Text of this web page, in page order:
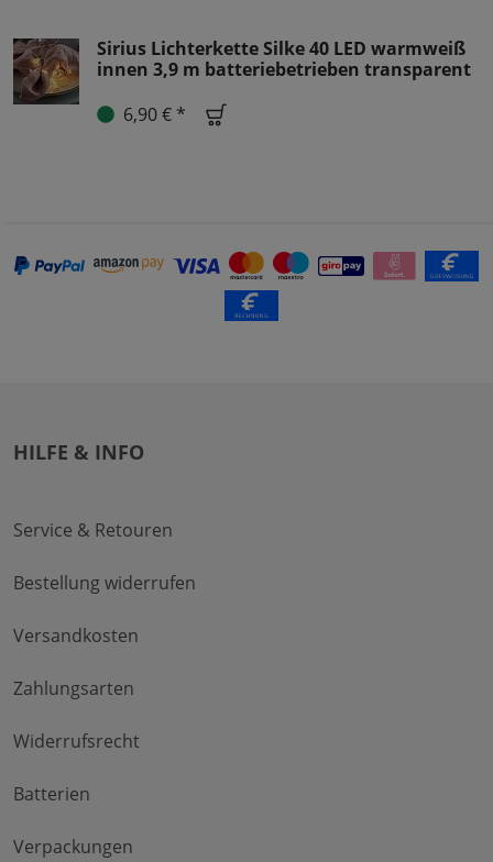
Sirius Lichterkette Silke 40 LED warmweiß
innen 3,9 m batteriebetrieben transparent
6,90 € *
HILFE & INFO
Service & Retouren
Bestellung widerrufen
Versandkosten
Zahlungsarten
Widerrufsrecht
Batterien
Verpackungen